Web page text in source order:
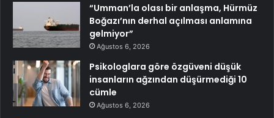
“Umman’la olası bir anlaşma, Hürmüz
Boğazı’nın derhal açılması anlamına
gelmiyor”
Ağustos 6, 2026
Psikologlara göre özgüveni düşük
insanların ağzından düşürmediği 10
cümle
Ağustos 6, 2026